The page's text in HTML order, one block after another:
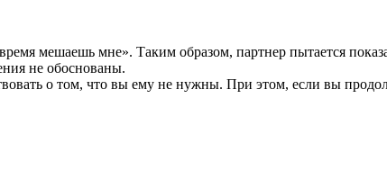
мешаешь мне». Таким образом, партнер пытается
не обоснованы.
о том, что вы ему не нужны. При этом, если вы